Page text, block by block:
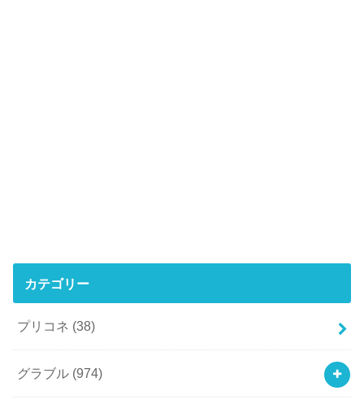
カテゴリー
プリコネ (38)
グラブル (974)